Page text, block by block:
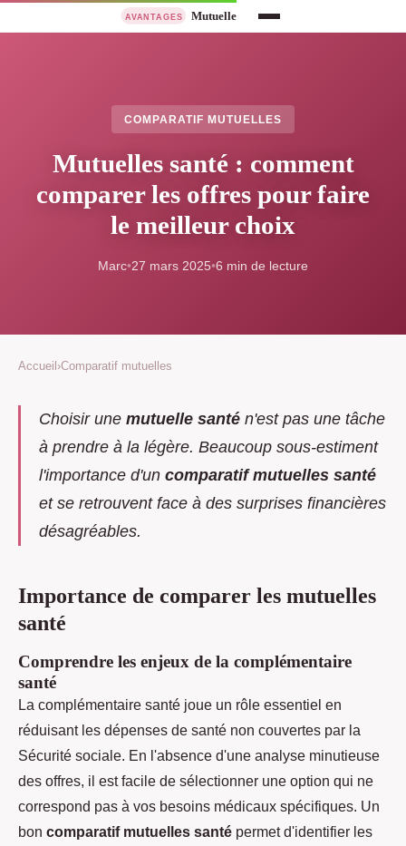
COMPARATIF MUTUELLES
Mutuelles santé : comment
comparer les offres pour faire
le meilleur choix
Marc•27 mars 2025•6 min de lecture
Accueil ›Comparatif mutuelles
Choisir une mutuelle santé n'est pas une tâche
à prendre à la légère. Beaucoup sous-estiment
l'importance d'un comparatif mutuelles santé
et se retrouvent face à des surprises financières
désagréables.
Importance de comparer les mutuelles
santé
Comprendre les enjeux de la complémentaire
santé
La complémentaire santé joue un rôle essentiel en
réduisant les dépenses de santé non couvertes par la
Sécurité sociale. En l'absence d'une analyse minutieuse
des offres, il est facile de sélectionner une option qui ne
correspond pas à vos besoins médicaux spécifiques. Un
bon comparatif mutuelles santé permet d'identifier les